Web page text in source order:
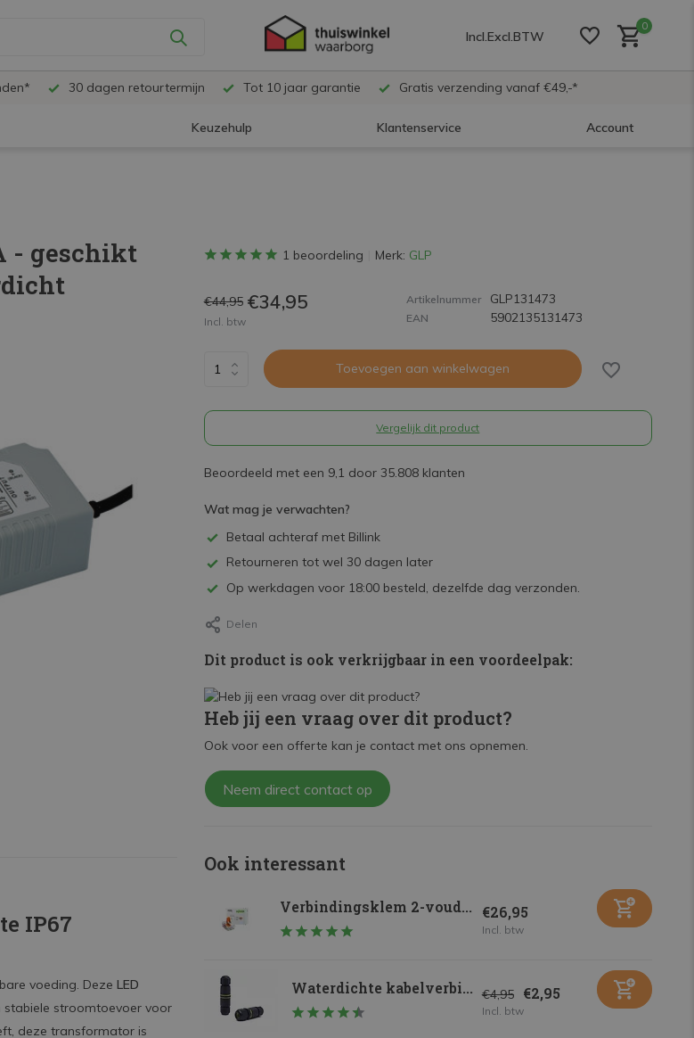
Incl.Excl.BTW
0
30 dagen retourtermijn Tot 10 jaar garantie Gratis verzending vanaf €49,-*
Keuzehulp Klantenservice Account
- geschikt
IP67
voeding. Deze LED
stabiele stroomtoevoer voor
deze transformator is
1 beoordeling Merk: GLP
€44,95 €34,95
Incl. btw
Artikelnummer GLP131473
EAN 5902135131473
Toevoegen aan winkelwagen
Vergelijk dit product
Beoordeeld met een 9,1 door 35.808 klanten
Wat mag je verwachten?
Betaal achteraf met Billink
Retourneren tot wel 30 dagen later
Op werkdagen voor 18:00 besteld, dezelfde dag verzonden.
Delen
Dit product is ook verkrijgbaar in een voordeelpak:
Heb jij een vraag over dit product?
Ook voor een offerte kan je contact met ons opnemen.
Neem direct contact op
Ook interessant
Verbindingsklem 2-voud... €26,95
Incl. btw
Waterdichte kabelverbi... €4,95 €2,95
Incl. btw